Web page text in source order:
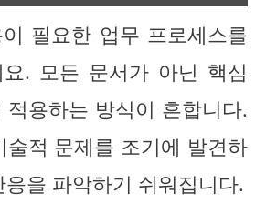
필요한 업무 프로세스를
. 모든 문서가 아닌 핵심
적용하는 방식이 흔합니다.
술적 문제를 조기에 발견하
응을 파악하기 쉬워집니다.